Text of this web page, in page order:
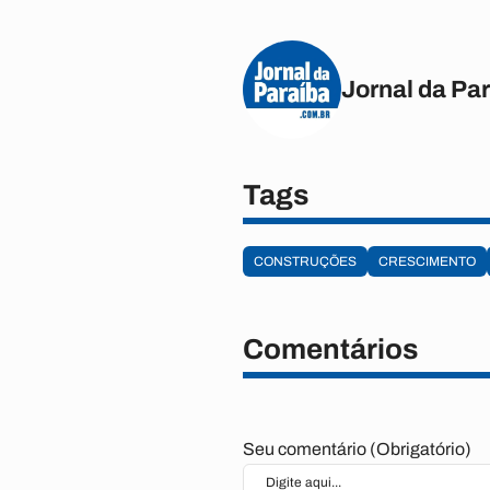
Jornal da
Tags
CONSTRUÇÕES CRESCIMENTO
Comentários
Seu comentário (Obrigatório)